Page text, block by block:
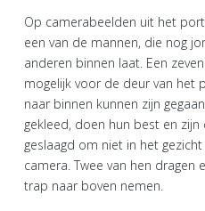
Op camerabeelden uit het
een van de mannen, die nog
anderen binnen laat. Een
mogelijk voor de deur van het
naar binnen kunnen zijn
gekleed, doen hun best en
geslaagd om niet in het
camera. Twee van hen dragen
trap naar boven nemen.